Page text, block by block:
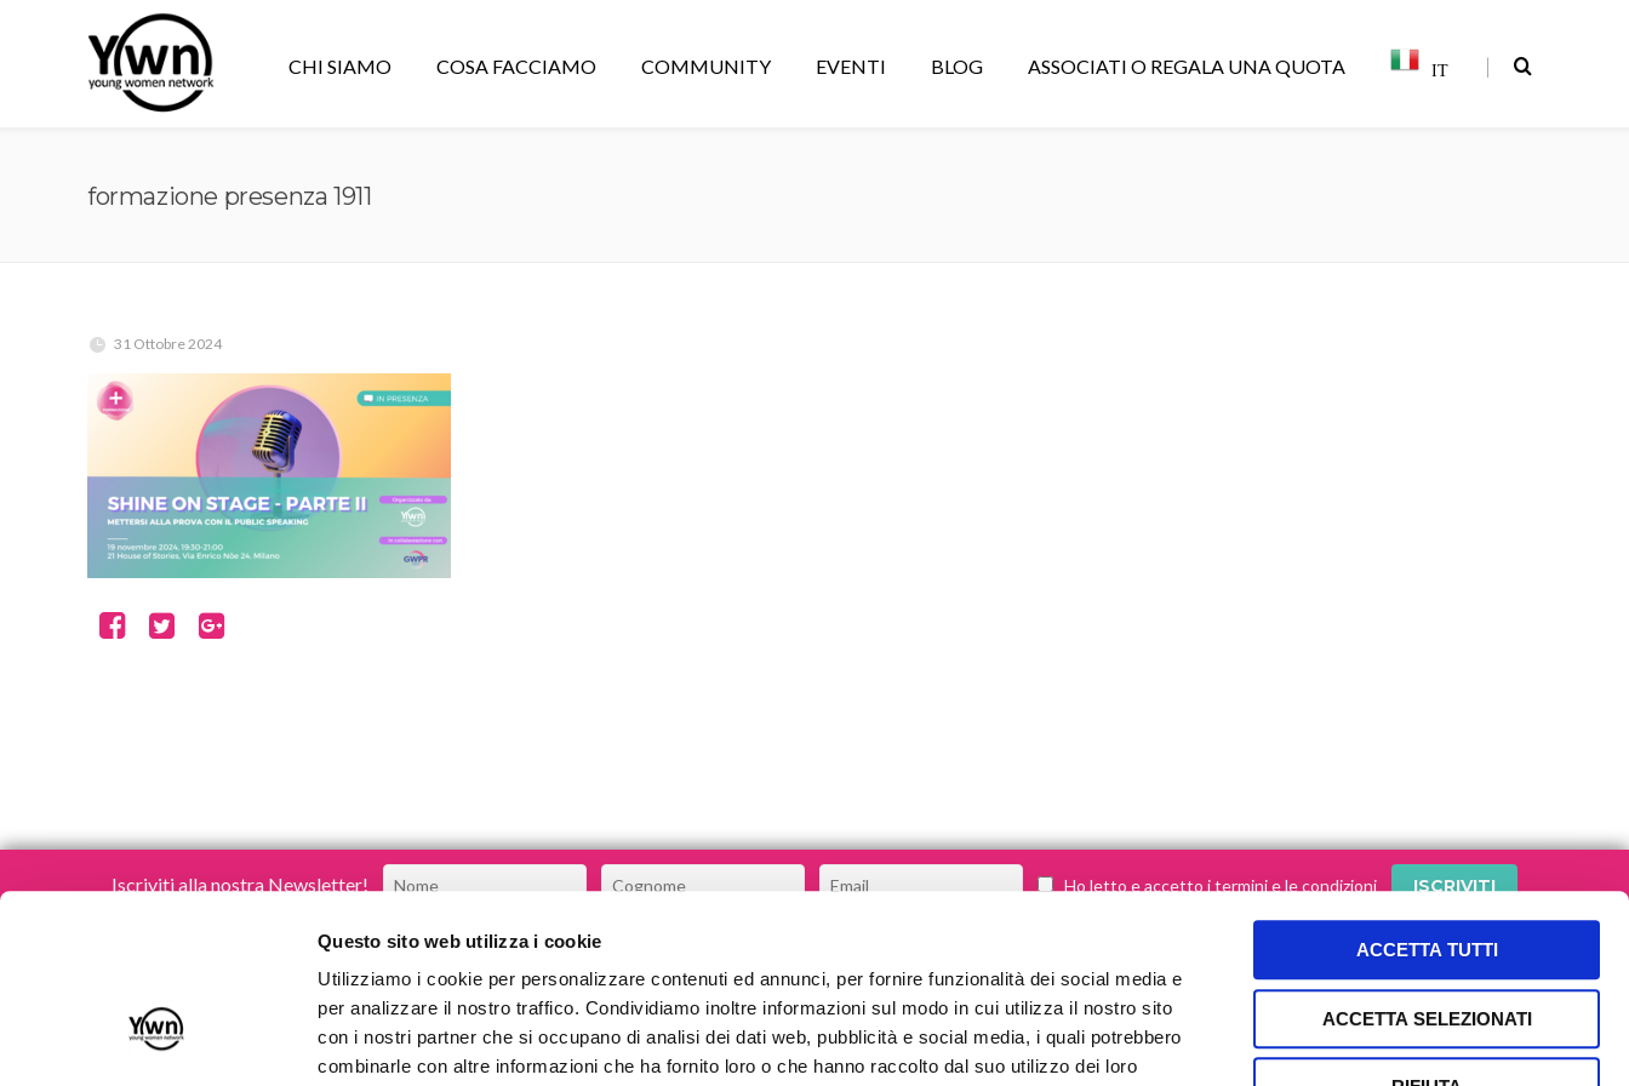
Questo sito web utilizza i cookie
Utilizziamo i cookie per personalizzare contenuti ed annunci, per fornire funzionalità dei social media e
per analizzare il nostro traffico. Condividiamo inoltre informazioni sul modo in cui utilizza il nostro sito
con i nostri partner che si occupano di analisi dei dati web, pubblicità e social media, i quali potrebbero
combinarle con altre informazioni che ha fornito loro o che hanno raccolto dal suo utilizzo dei loro
ACCETTA TUTTI
ACCETTA SELEZIONATI
CHI SIAMO COSA FACCIAMO COMMUNITY EVENTI BLOG ASSOCIATI O REGALA UNA QUOTA IT |
formazione presenza 1911
31 Ottobre 2024
Iscriviti alla nostra Newsletter! Ho letto e accetto i termini e le condizioni
Young Women Network
CHI SIAMO
COSA FACCIAMO
COMMUNITY
SEGUI le nostre storie sui social!